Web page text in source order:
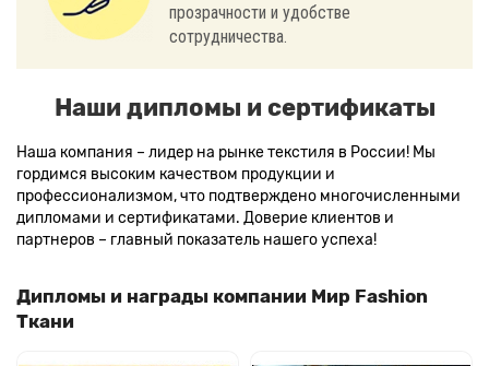
прозрачности и удобстве
сотрудничества.
Наши дипломы и сертификаты
Наша компания – лидер на рынке текстиля в России! Мы
гордимся высоким качеством продукции и
профессионализмом, что подтверждено многочисленными
дипломами и сертификатами. Доверие клиентов и
партнеров – главный показатель нашего успеха!
Дипломы и награды компании Мир Fashion
Ткани